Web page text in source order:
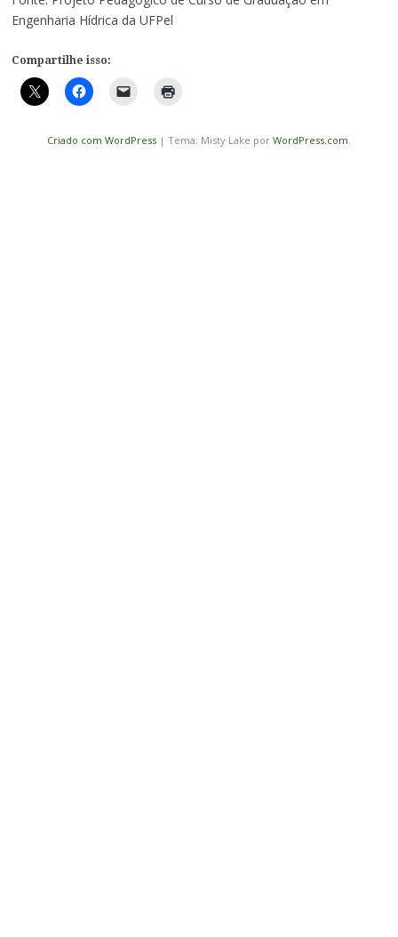
Engenharia Hídrica da UFPel
Compartilhe isso:
Criado com WordPress | Tema: Misty Lake por WordPress.com